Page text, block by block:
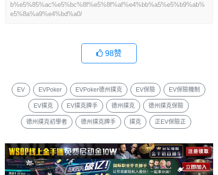
b%e5%85%ac%e5%bc%8f%e5%8f%af%e4%bb%a5%e5%b9%ab%
e5%8a%a9%e4%bd%a0/
98赞
EV EVPoker EVPoker德州撲克 EV保險 EV保險機制
EV撲克 EV撲克牌手 德州撲克 德州撲克保險
德州撲克初學者 德州撲克牌手 撲克 正EV保險正